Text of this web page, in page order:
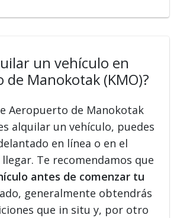
un vehículo en
Manokotak (KMO)?
Aeropuerto de Manokotak
alquilar un vehículo, puedes
en línea o en el
Te recomendamos que
antes de comenzar tu
generalmente obtendrás
que in situ y, por otro